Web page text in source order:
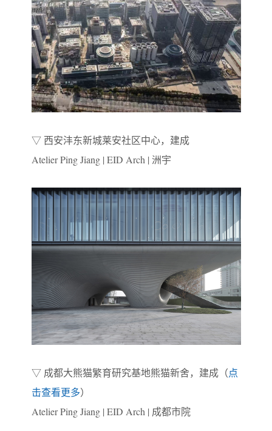
▽ 西安沣东新城莱安社区中心，建成
Atelier Ping Jiang | EID Arch | 洲宇
▽ 成都大熊猫繁育研究基地熊猫新舍，建成（点
击查看更多）
Atelier Ping Jiang | EID Arch | 成都市院